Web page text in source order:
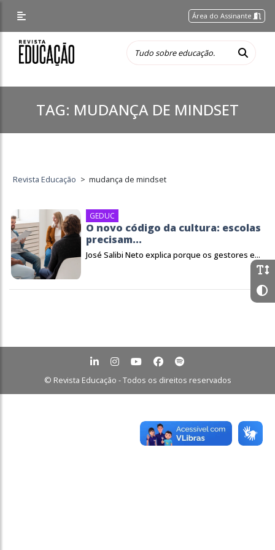
Área do Assinante
TAG: MUDANÇA DE MINDSET
Revista Educação > mudança de mindset
GEDUC
O novo código da cultura: escolas
precisam...
José Salibi Neto explica porque os gestores e...
© Revista Educação - Todos os direitos reservados